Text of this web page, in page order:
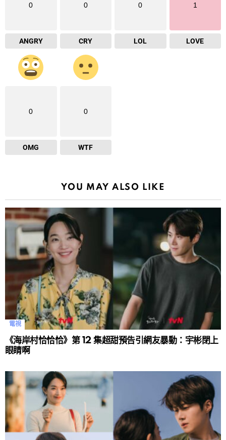
0
ANGRY
0
CRY
0
LOL
1
LOVE
0
OMG
0
WTF
YOU MAY ALSO LIKE
電視
《海岸村恰恰恰》第 12 集超甜預告引網友暴動：宇彬閉上
眼睛啊